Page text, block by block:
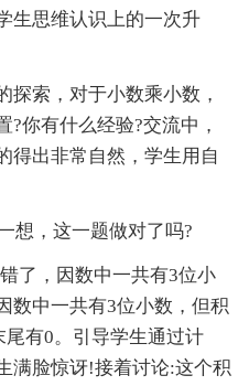
生思维认识上的一次升
索，对于小数乘小数，
你有什么经验?交流中，
得出非常自然，学生用自
，这一题做对了吗?
，因数中一共有3位小
数中一共有3位小数，但积
有0。引导学生通过计
满脸惊讶!接着讨论:这个积